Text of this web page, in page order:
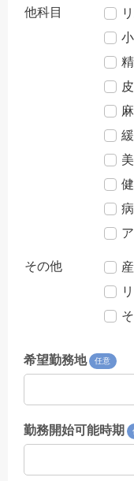
他科目
その他
希望勤務地 任意
勤務開始可能時期